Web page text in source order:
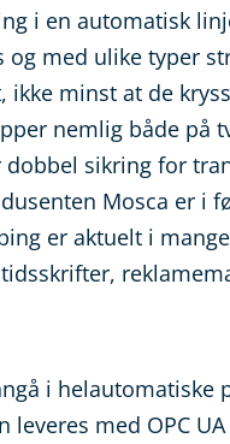
i en automatisk
med ulike typer
minst at de
nemlig både på
dobbel sikring for
Mosca er i
er aktuelt i
i helautomatiske
leveres med OPC